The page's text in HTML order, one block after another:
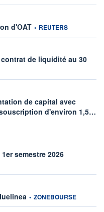
d'OATinformation fournie par
• REUTERS
de liquidité au 30
de capital avec
d'environ 1,5…
semestre 2026
information fournie par
• ZONEBOURSE